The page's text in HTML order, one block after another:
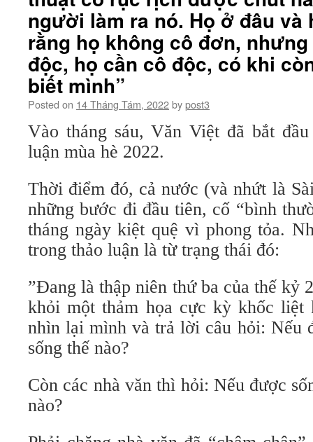
người làm ra nó. Họ ở đâu và
rằng họ không cô đơn,
độc, họ cần cô độc, có khi
biết mình”
Posted on 14 Tháng Tám, 2022bypost3
Vào tháng sáu, Văn Việt đã bắt
luận mùa hè 2022.
Thời điểm đó, cả nước (và nhứt là
những bước đi đầu tiên, cố “bình
tháng ngày kiệt quệ vì phong tỏa.
trong thảo luận là từ trạng thái đó:
”Đang là thập niên thứ ba của thế kỷ
khỏi một thảm họa cực kỳ khốc liệt
nhìn lại mình và trả lời câu hỏi: Nếu
sống thế nào?
Còn các nhà văn thì hỏi: Nếu được
nào?